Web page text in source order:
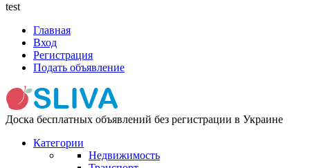
test
Главная
Вход
Регистрация
Подать объявление
Доска бесплатных объявлений без регистрации в Украине
Категории
Недвижимость